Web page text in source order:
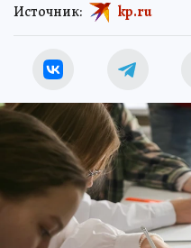
Источник: kp.ru